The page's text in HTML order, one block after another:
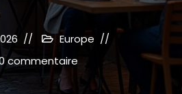
Europe
commentaire